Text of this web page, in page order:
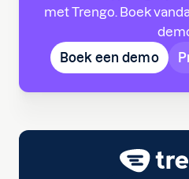
met Trengo. Boek
Boek een demo